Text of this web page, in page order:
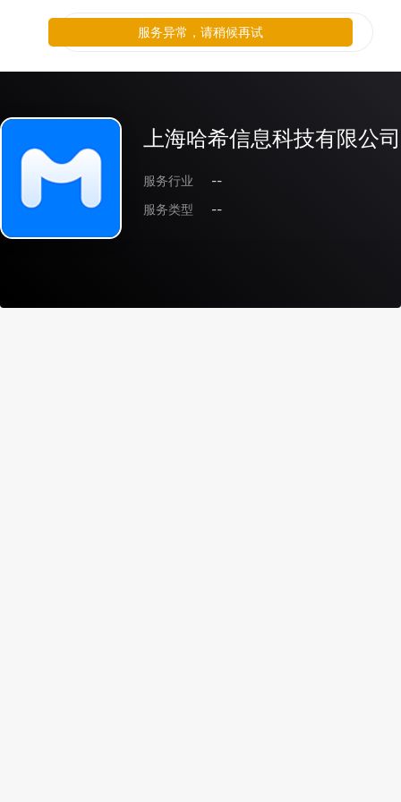
上海哈希信息科技有限公司
服务行业
--
服务类型
--
服务异常，请稍候再试